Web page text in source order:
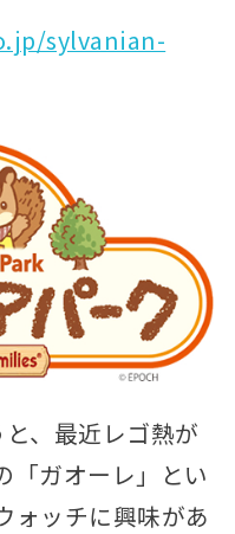
sylvanian-
、最近レゴ熱が
「ガオーレ」とい
ォッチに興味があ